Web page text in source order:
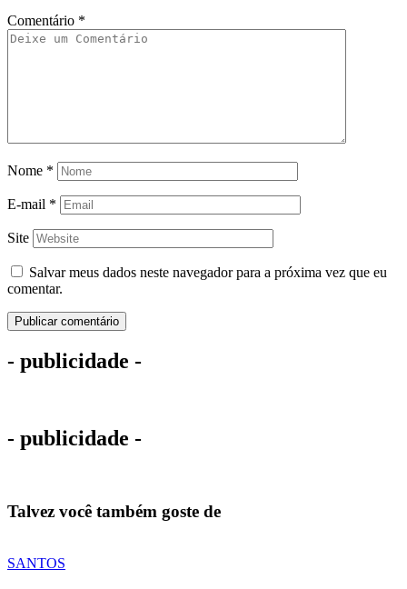
Comentário *
Nome *
E-mail *
Site
Salvar meus dados neste navegador para a próxima vez que eu
comentar.
- publicidade -
- publicidade -
Talvez você também goste de
SANTOS